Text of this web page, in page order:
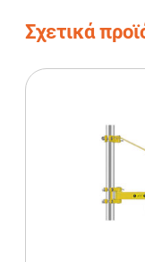
Σχετικά